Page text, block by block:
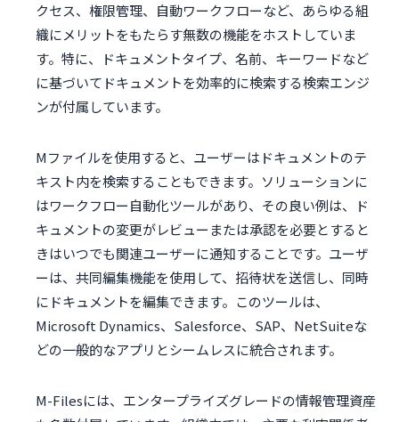
クセス、権限管理、自動ワークフローなど、あらゆる組
織にメリットをもたらす無数の機能をホストしていま
す。特に、ドキュメントタイプ、名前、キーワードなど
に基づいてドキュメントを効率的に検索する検索エンジ
ンが付属しています。
Mファイルを使用すると、ユーザーはドキュメントのテ
キスト内を検索することもできます。ソリューションに
はワークフロー自動化ツールがあり、その良い例は、ド
キュメントの変更がレビューまたは承認を必要とすると
きはいつでも関連ユーザーに通知することです。ユーザ
ーは、共同編集機能を使用して、招待状を送信し、同時
にドキュメントを編集できます。このツールは、
Microsoft Dynamics、Salesforce、SAP、NetSuiteな
どの一般的なアプリとシームレスに統合されます。
M-Filesには、エンタープライズグレードの情報管理資産